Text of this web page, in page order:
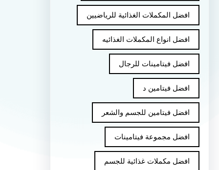
افضل المكملات الغذائية للرياضيين
افضل انواع المكملات الغذائيه
افضل فيتامينات للرجال
افضل فيتامين د
افضل فيتامين للجسم والشعر
افضل مجموعة فيتامينات
افضل مكملات غذائية للجسم